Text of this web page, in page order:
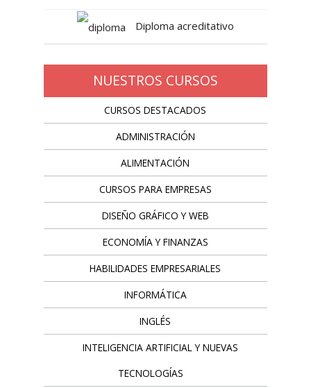
Diploma acreditativo
NUESTROS CURSOS
CURSOS DESTACADOS
ADMINISTRACIÓN
ALIMENTACIÓN
CURSOS PARA EMPRESAS
DISEÑO GRÁFICO Y WEB
ECONOMÍA Y FINANZAS
HABILIDADES EMPRESARIALES
INFORMÁTICA
INGLÉS
INTELIGENCIA ARTIFICIAL Y NUEVAS
TECNOLOGÍAS